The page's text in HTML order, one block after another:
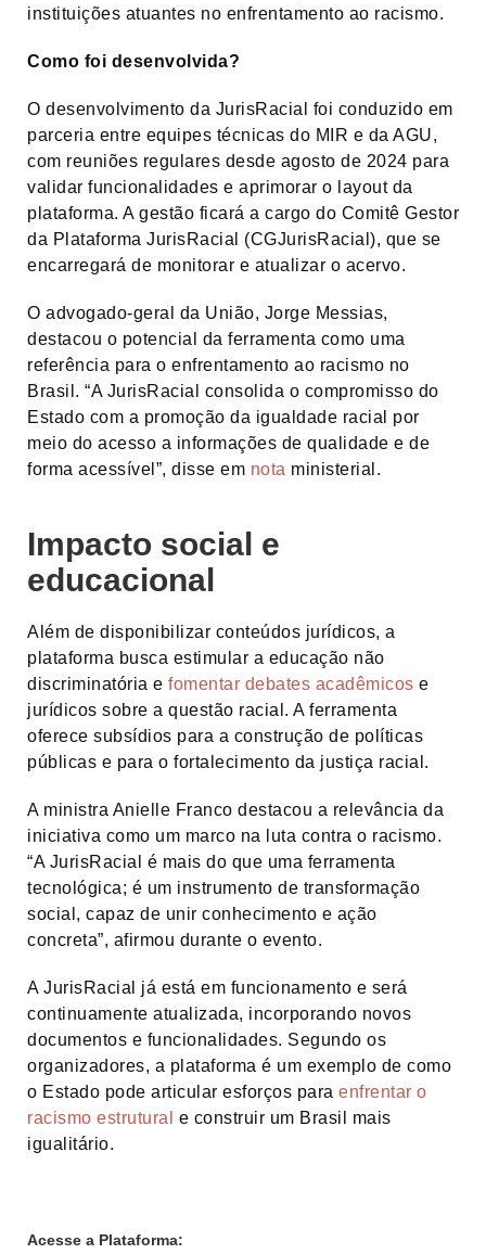
instituições atuantes no enfrentamento ao racismo.
Como foi desenvolvida?
O desenvolvimento da JurisRacial foi conduzido em
parceria entre equipes técnicas do MIR e da AGU,
com reuniões regulares desde agosto de 2024 para
validar funcionalidades e aprimorar o layout da
plataforma. A gestão ficará a cargo do Comitê Gestor
da Plataforma JurisRacial (CGJurisRacial), que se
encarregará de monitorar e atualizar o acervo.
O advogado-geral da União, Jorge Messias,
destacou o potencial da ferramenta como uma
referência para o enfrentamento ao racismo no
Brasil. “A JurisRacial consolida o compromisso do
Estado com a promoção da igualdade racial por
meio do acesso a informações de qualidade e de
forma acessível”, disse em nota ministerial.
Impacto social e
educacional
Além de disponibilizar conteúdos jurídicos, a
plataforma busca estimular a educação não
discriminatória e fomentar debates acadêmicos e
jurídicos sobre a questão racial. A ferramenta
oferece subsídios para a construção de políticas
públicas e para o fortalecimento da justiça racial.
A ministra Anielle Franco destacou a relevância da
iniciativa como um marco na luta contra o racismo.
“A JurisRacial é mais do que uma ferramenta
tecnológica; é um instrumento de transformação
social, capaz de unir conhecimento e ação
concreta”, afirmou durante o evento.
A JurisRacial já está em funcionamento e será
continuamente atualizada, incorporando novos
documentos e funcionalidades. Segundo os
organizadores, a plataforma é um exemplo de como
o Estado pode articular esforços para enfrentar o
racismo estrutural
e construir um Brasil mais
igualitário.
Acesse a Plataforma: